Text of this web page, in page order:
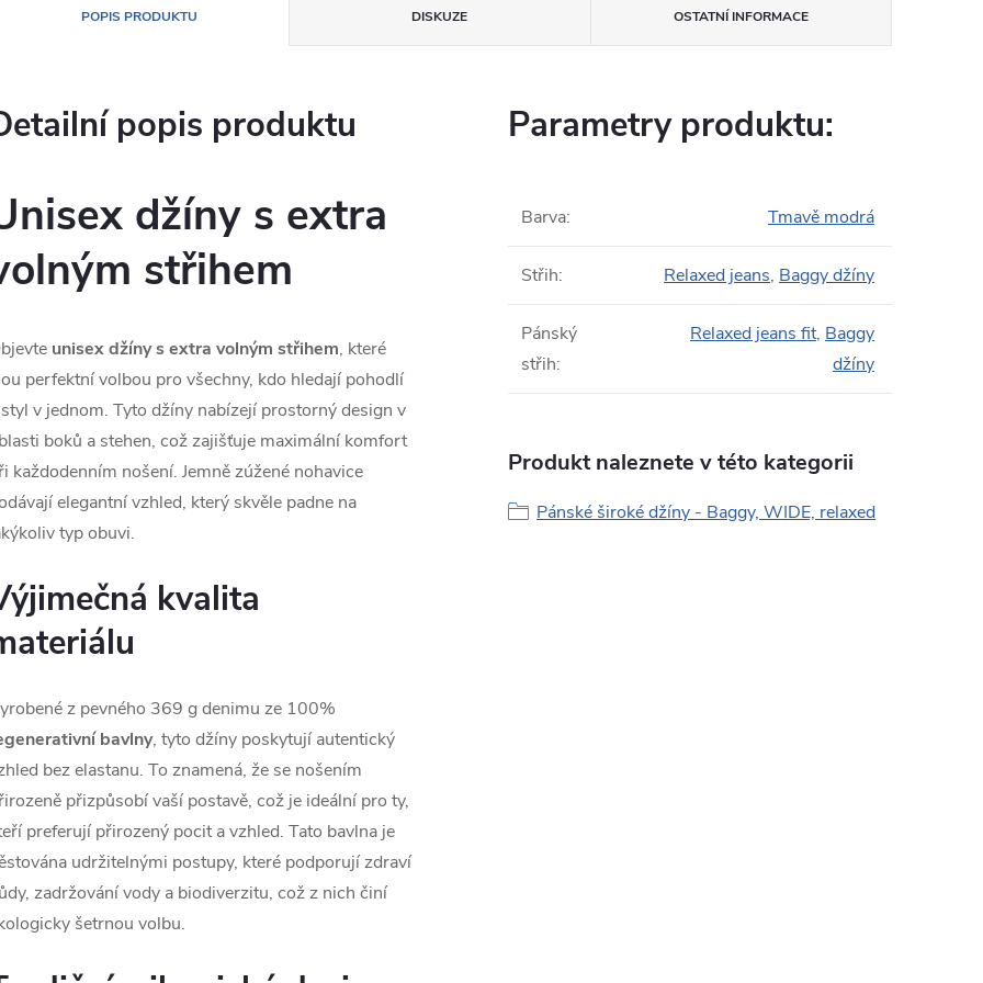
POPIS PRODUKTU DISKUZE OSTATNÍ INFORMACE
popis produktu
džíny s extra
střihem
unisex džíny s extra volným střihem, které
perfektní volbou pro všechny, kdo hledají pohodlí
v jednom. Tyto džíny nabízejí prostorný design v
boků a stehen, což zajišťuje maximální komfort
každodenním nošení. Jemně zúžené nohavice
elegantní vzhled, který skvěle padne na
typ obuvi.
kvalita
z pevného 369 g denimu ze 100%
bavlny, tyto džíny poskytují autentický
bez elastanu. To znamená, že se nošením
přizpůsobí vaší postavě, což je ideální pro ty,
preferují přirozený pocit a vzhled. Tato bavlna je
udržitelnými postupy, které podporují zdraví
zadržování vody a biodiverzitu, což z nich činí
šetrnou volbu.
Parametry produktu:
Barva: Tmavě modrá
Střih: Relaxed jeans, Baggy džíny
Pánský
střih:
Relaxed jeans fit, Baggy
džíny
Produkt naleznete v této kategorii
Pánské široké džíny - Baggy, WIDE, relaxed